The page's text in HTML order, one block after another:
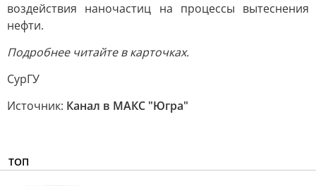
воздействия наночастиц на процессы вытеснения
нефти.
Подробнее читайте в карточках.
СурГУ
Источник: Канал в МАКС "Югра"
ТОП